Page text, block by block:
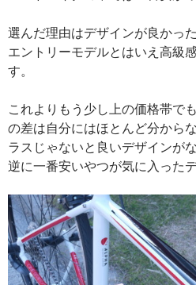
選んだ理由はデザインが良かった
エントリーモデルとはいえ高級
す。
これよりもう少し上の価格帯で
の差は自分にはほとんど分から
ラスじゃないと良いデザインが
逆に一番安いやつが気に入った